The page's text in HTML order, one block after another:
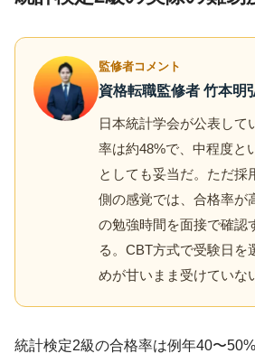
監修者コメント
資格転職監修者 竹本明
日本統計学会が公表して
率は約48%で、中程度と
としても妥当だ。ただ採
側の感覚では、合格率が
の勉強時間を面接で確認
る。CBT方式で受験日を
めが甘いまま受けていな
統計検定2級の合格率は例年40〜